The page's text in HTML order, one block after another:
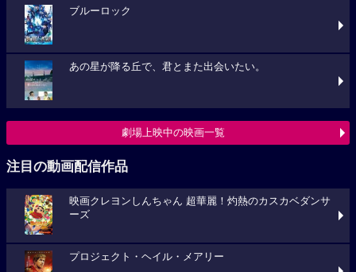
ブルーロック
あの星が降る丘で、君とまた出会いたい。
劇場上映中の映画一覧
注目の動画配信作品
映画クレヨンしんちゃん 超華麗！灼熱のカスカベダンサ
ーズ
プロジェクト・ヘイル・メアリー